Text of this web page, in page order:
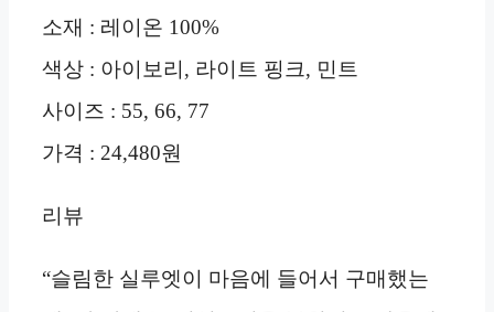
소재 : 레이온 100%
색상 : 아이보리, 라이트 핑크, 민트
사이즈 : 55, 66, 77
가격 : 24,480원
리뷰
“슬림한 실루엣이 마음에 들어서 구매했는